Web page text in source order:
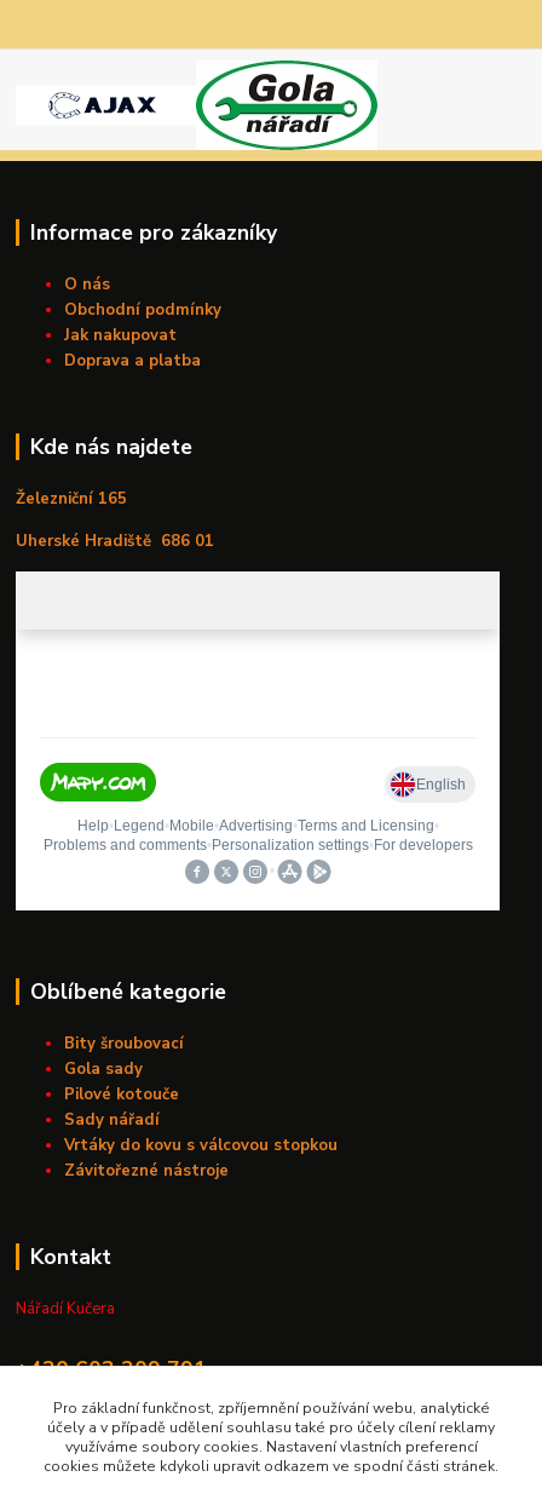
Informace pro zákazníky
O nás
Obchodní podmínky
Jak nakupovat
Doprava a platba
Kde nás najdete
Železniční 165
Uherské Hradiště 686 01
Oblíbené kategorie
Bity šroubovací
Gola sady
Pilové kotouče
Sady nářadí
Vrtáky do kovu s válcovou stopkou
Závitořezné nástroje
Kontakt
Nářadí Kučera
+420 603 209 791
info@naradikucera.cz
Pro základní funkčnost, zpříjemnění používání webu, analytické
účely a v případě udělení souhlasu také pro účely cílení reklamy
využíváme soubory cookies. Nastavení vlastních preferencí
cookies můžete kdykoli upravit odkazem ve spodní části stránek.